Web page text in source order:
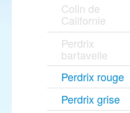
Colin de
Californie
Perdrix
bartavelle
Perdrix rouge
Perdrix grise